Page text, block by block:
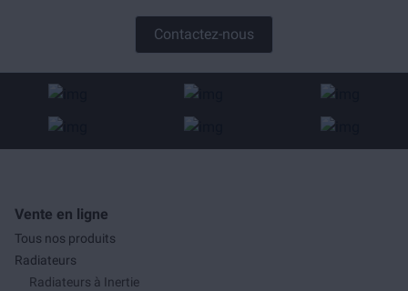
Contactez-nous
Vente en ligne
Tous nos produits
Radiateurs
Radiateurs à Inertie